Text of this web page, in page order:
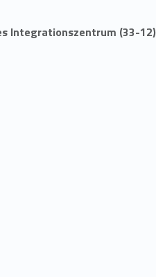
Integrationszentrum (33-12)